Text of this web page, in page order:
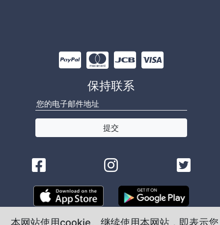
本网站使用cookie。继续使用本网站，即表示您
保持联系
提交